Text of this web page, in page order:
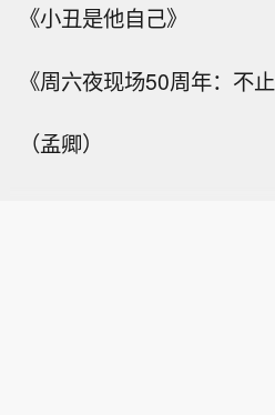
《小丑是他自己》
《周六夜现场50周年：不
（孟卿）